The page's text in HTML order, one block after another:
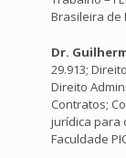
Brasileira de
Dr.
29.913;
Direito
Contratos;
jurídica para
Faculdade